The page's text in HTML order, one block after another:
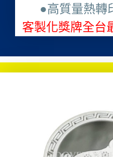
●高質量熱轉
客製化獎牌全台